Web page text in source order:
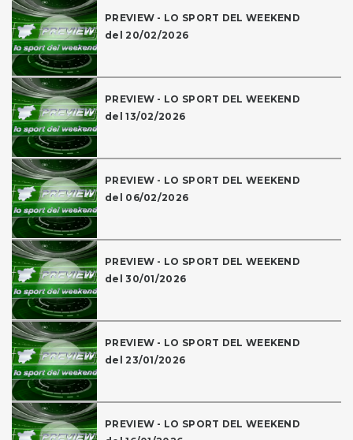
PREVIEW - LO SPORT DEL WEEKEND
del 20/02/2026
PREVIEW - LO SPORT DEL WEEKEND
del 13/02/2026
PREVIEW - LO SPORT DEL WEEKEND
del 06/02/2026
PREVIEW - LO SPORT DEL WEEKEND
del 30/01/2026
PREVIEW - LO SPORT DEL WEEKEND
del 23/01/2026
PREVIEW - LO SPORT DEL WEEKEND